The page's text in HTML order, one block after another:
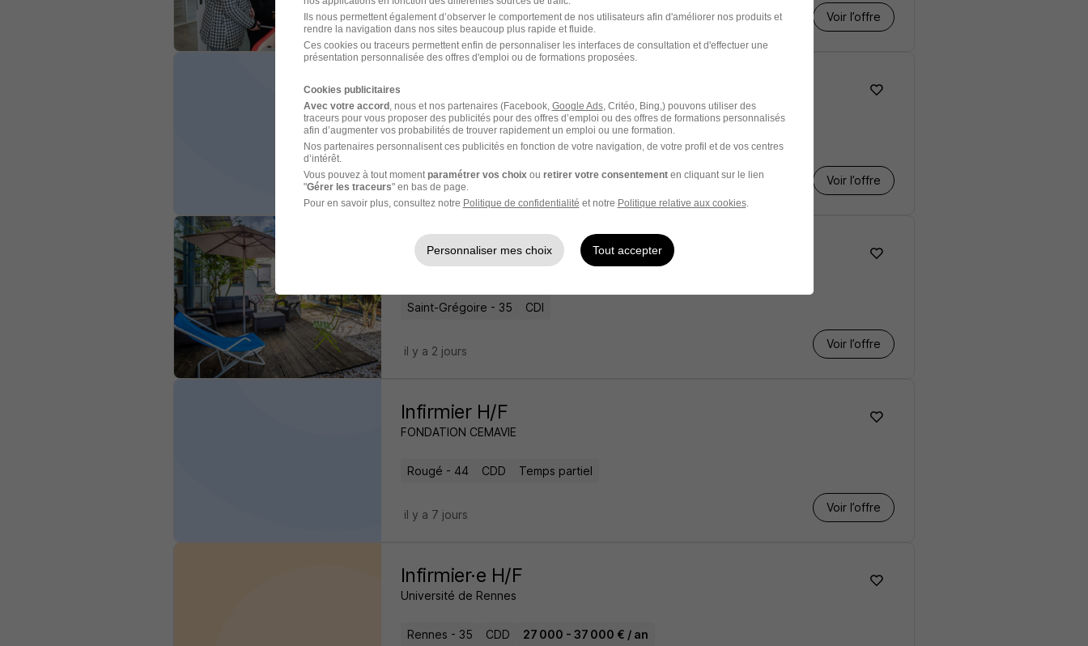
Voir l’offre
il y a 13 jours
Clinique Sainte-Marie
Châteaubriant - 44 CDI
Voir l’offre
il y a 3 jours
Infirmier de Nuit - Oncologie H/F
Hôpitaux Privés Rennais - Saint-Grégoire
Saint-Grégoire - 35 CDI
Voir l’offre
il y a 2 jours
Infirmier H/F
FONDATION CEMAVIE
Rougé - 44 CDD Temps partiel
Voir l’offre
il y a 7 jours
Infirmier·e H/F
Université de Rennes
Rennes - 35 CDD 27 000 - 37 000 € / an
Ils nous permettent également d’observer le comportement de nos utilisateurs afin d'améliorer nos produits et
rendre la navigation dans nos sites beaucoup plus rapide et fluide.
Ces cookies ou traceurs permettent enfin de personnaliser les interfaces de consultation et d'effectuer une
présentation personnalisée des offres d'emploi ou de formations proposées.
Cookies publicitaires
Avec votre accord, nous et nos partenaires (Facebook, Google Ads, Critéo, Bing,) pouvons utiliser des
traceurs pour vous proposer des publicités pour des offres d’emploi ou des offres de formations personnalisés
afin d’augmenter vos probabilités de trouver rapidement un emploi ou une formation.
Nos partenaires personnalisent ces publicités en fonction de votre navigation, de votre profil et de vos centres
d’intérêt.
Vous pouvez à tout moment paramétrer vos choix ou retirer votre consentementen cliquant sur le lien
"Gérer les traceurs" en bas de page.
Pour en savoir plus, consultez notre Politique de confidentialité et notre Politique relative aux cookies.
Personnaliser mes choix Tout accepter